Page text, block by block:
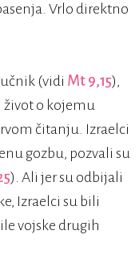
Vrlo direktno
(vidi Mt 9,15),
život o kojemu
čitanju. Izraelci
gozbu, pozvali su
). Ali jer su odbijali
Izraelci su bili
vojske drugih